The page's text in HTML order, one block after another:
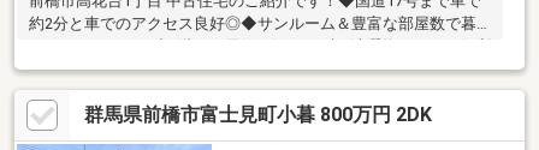
約2分と車でのアクセス良好◎◆サンルーム＆豊富な部屋数で暮
なサンルームを完備！・1階には開放的な和室（8帖・6帖）、2階
の広々とした洋室や中2Fの独立した洋室など、家族それぞれのプ
ライベート空間を確保しやすい間取りです。◆子育て世帯に嬉し
い！小・中学校まで徒歩10分圏内の好立地・前橋市立芳賀小学校
群馬県前橋市富士見町小暮 800万円 2DK